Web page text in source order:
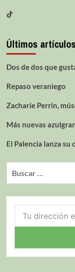
Últimos artículos
Dos de dos que
Repaso veraniego
Zacharie Perrin,
Más nuevas
El Palencia lanza su